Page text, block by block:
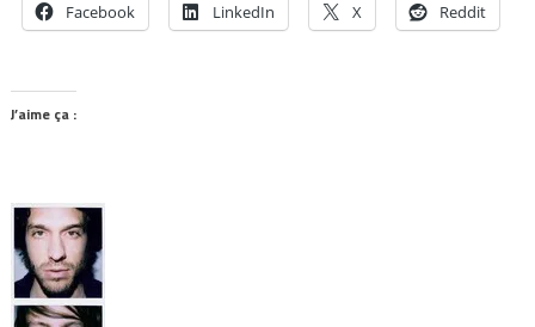
Facebook LinkedIn X Reddit
J’aime ça :